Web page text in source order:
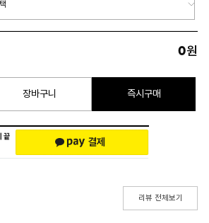
0원
장바구니 즉시구매
리뷰 전체보기